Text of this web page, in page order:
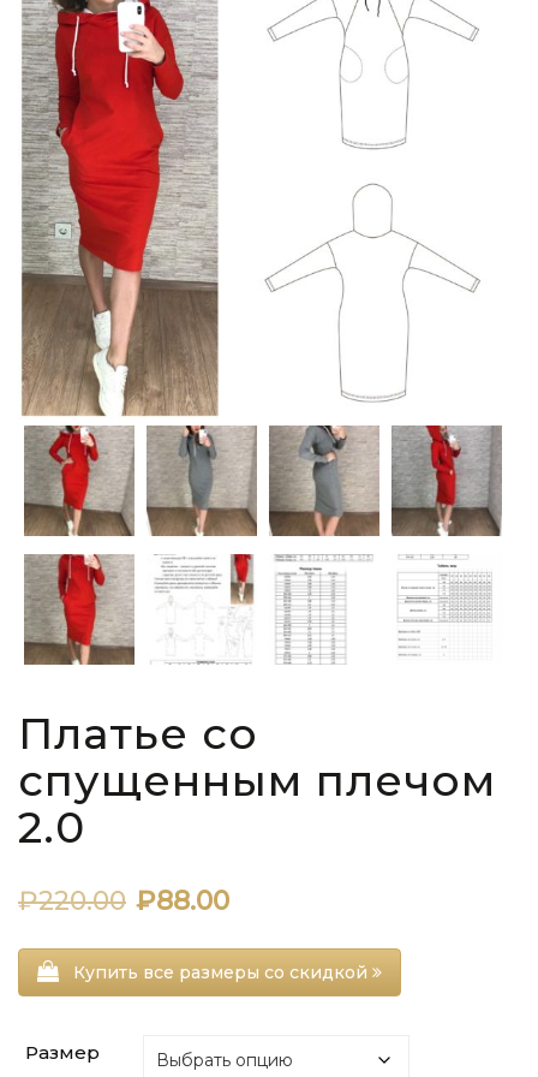
Платье со
спущенным плечом
2.0
₽220.00 Первоначальная
цена
составляла
₽220.00.
₽88.00Текущая
цена:
₽88.00.
Купить все размеры со скидкой
Размер